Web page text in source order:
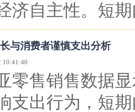
济自主性。短
与消费者谨慎支出分析
10:41:40
零售销售数据
支出行为，短